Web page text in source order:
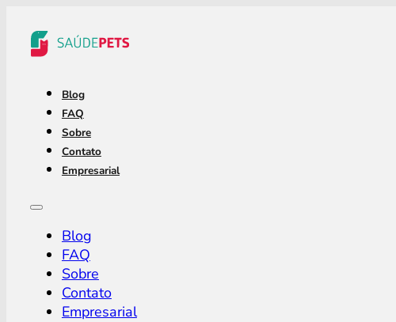
Blog
FAQ
Sobre
Contato
Empresarial
Blog
FAQ
Sobre
Contato
Empresarial